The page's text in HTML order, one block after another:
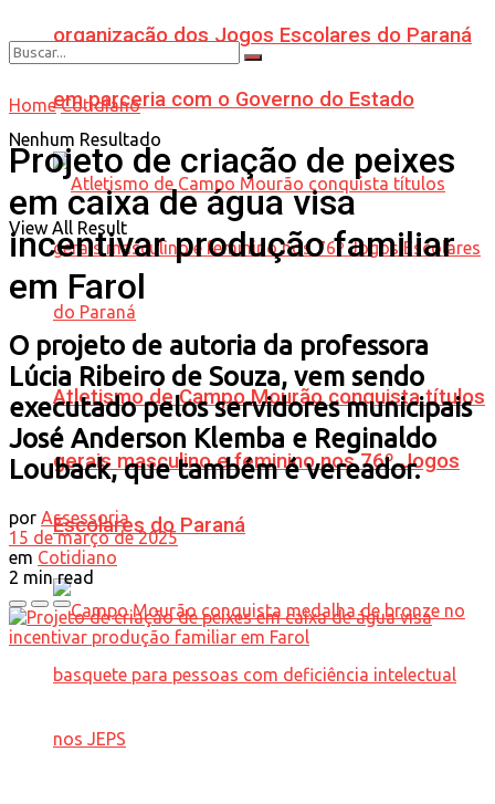
organização dos Jogos Escolares do Paraná
em parceria com o Governo do Estado
Atletismo de Campo Mourão conquista títulos
gerais masculino e feminino nos 76º Jogos
Escolares do Paraná
Nenhum Resultado
View All Result
Home Cotidiano
Projeto de criação de peixes
em caixa de água visa
incentivar produção familiar
em Farol
O projeto de autoria da professora
Lúcia Ribeiro de Souza, vem sendo
executado pelos servidores municipais
José Anderson Klemba e Reginaldo
Louback, que também é vereador.
por Assessoria
15 de março de 2025
em Cotidiano
2 min read